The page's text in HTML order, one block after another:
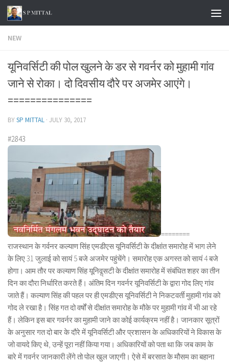
Skip to content
NEW
यूनिवर्सिटी की पोल खुलने के डर से गवर्नर को मुहामी गांव
जाने से रोका। दो दिवसीय दौरे पर अजमेर आएंगे।
===============
BYSP MITTAL · JULY 30, 2017
#2843
========
राजस्थान के गर्वनर कल्याण सिंह एमडीएस यूनिवर्सिटी के दीक्षांत समारोह में भाग लेने
के लिए 31 जुलाई को सायं 5 बजे अजमेर पहुंचेंगे। समारोह एक अगस्त को सायं 4 बजे
होगा। आम तौर पर कल्याण सिंह यूनिवॢसटी के दीक्षांत समारोह में संबंधित शहर का तीन
दिन का दौरा निर्धारित करते हैं। अंतिम दिन गवर्नर यूनिवर्सिटी के द्वारा गोद लिए गांव
जाते हैं। कल्याण सिंह की पहल पर ही एमडीएस यूनिवर्सिटी ने निकटवर्ती मुहामी गांव को
गोद ले रखा है। सिंह गत दो वर्षों से दीक्षांत समारोह के मौके पर मुहामी गांव में भी आ रहे
हैं। लेकिन इस बार गवर्नर का मुहामी जाने का कोई कार्यक्रम नहीं है। जानकार सूत्रों
के अनुसार गत दो बार के दौरे में यूनिवर्सिटी और प्रशासन के अधिकारियों ने विकास के
जो वायदे किए थे, उन्हें पूरा नहीं किया गया। अधिकारियों को पता था कि जब काम के
बारे में गवर्नर जानकारी लेंगे तो पोल खुल जाएगी। ऐसे में बरसात के मौसम का बहाना